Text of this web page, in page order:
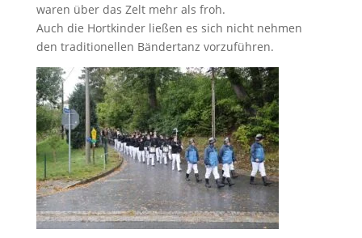
waren über das Zelt mehr als froh.
Auch die Hortkinder ließen es sich nicht nehmen
den traditionellen Bändertanz vorzuführen.